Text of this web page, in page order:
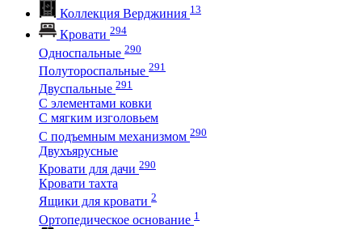
Коллекция Верджиния 13
Кровати 294
Односпальные 290
Полутороспальные 291
Двуспальные 291
С элементами ковки
С мягким изголовьем
С подъемным механизмом 290
Двухъярусные
Кровати для дачи 290
Кровати тахта
Ящики для кровати 2
Ортопедическое основание 1